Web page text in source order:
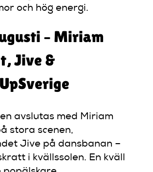
och hög energi.
– Miriam
Jive &
avslutas med Miriam
stora scenen,
Jive på dansbanan –
i kvällssolen. En kväll